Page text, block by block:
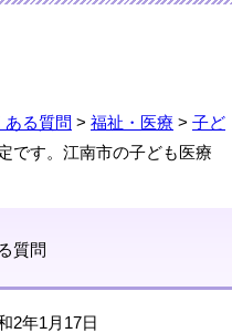
ある質問 > 福祉・医療 > 子ど
です。江南市の子ども医療
質問
2年1月17日